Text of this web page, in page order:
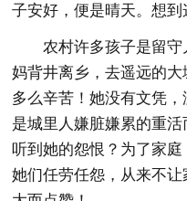
子安好，便是晴天。想到
农村许多孩子是留
妈背井离乡，去遥远的
多么辛苦！她没有文凭
是城里人嫌脏嫌累的重
听到她的怨恨？为了家庭
她们任劳任怨，从来不